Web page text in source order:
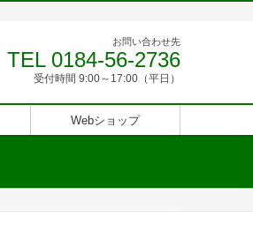
お問い合わせ先
TEL 0184-56-2736
受付時間 9:00～17:00（平日）
Webショップ